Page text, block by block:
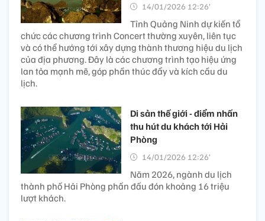
14/01/2026 12:26’
Tỉnh Quảng Ninh dự kiến tổ
chức các chương trình Concert thường xuyên, liên tục
và có thể hướng tới xây dựng thành thương hiệu du lịch
của địa phương. Đây là các chương trình tạo hiệu ứng
lan tỏa mạnh mẽ, góp phần thúc đẩy và kích cầu du
lịch.
Di sản thế giới - điểm nhấn
thu hút du khách tới Hải
Phòng
14/01/2026 12:26’
Năm 2026, ngành du lịch
thành phố Hải Phòng phấn đấu đón khoảng 16 triệu
lượt khách.